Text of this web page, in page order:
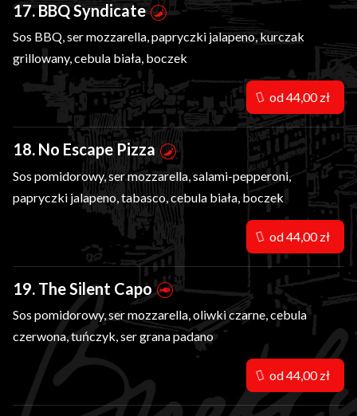
17. BBQ Syndicate
Sos BBQ, ser mozzarella, papryczki jalapeno, kurczak
grillowany, cebula biała, boczek
18. No Escape Pizza
Sos pomidorowy, ser mozzarella, salami-pepperoni,
papryczki jalapeno, tabasco, cebula biała, boczek
19. The Silent Capo
Sos pomidorowy, ser mozzarella, oliwki czarne, cebula
czerwona, tuńczyk, ser grana padano